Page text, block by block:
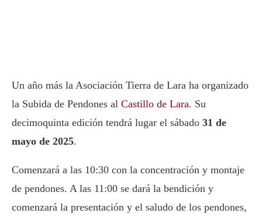
Un año más la Asociación Tierra de Lara ha organizado
la Subida de Pendones al Castillo de Lara. Su
decimoquinta edición tendrá lugar el sábado 31 de
mayo de 2025.
Comenzará a las 10:30 con la concentración y montaje
de pendones. A las 11:00 se dará la bendición y
comenzará la presentación y el saludo de los pendones,